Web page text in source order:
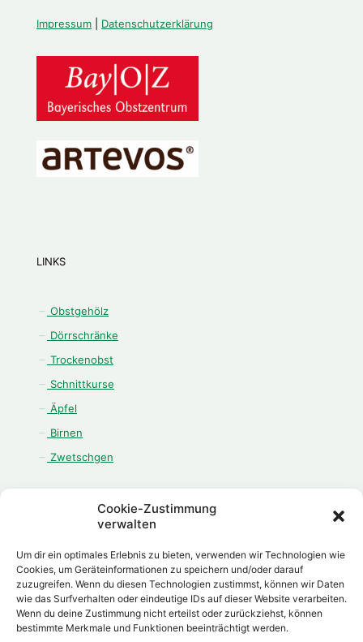
Cookie-Zustimmung
verwalten
Um dir ein optimales Erlebnis zu bieten, verwenden wir Technologien wie
Cookies, um Geräteinformationen zu speichern und/oder darauf
zuzugreifen. Wenn du diesen Technologien zustimmst, können wir Daten
wie das Surfverhalten oder eindeutige IDs auf dieser Website verarbeiten.
Wenn du deine Zustimmung nicht erteilst oder zurückziehst, können
bestimmte Merkmale und Funktionen beeinträchtigt werden.
Impressum Datenschutzerklärung
LINKS
Obstgehölz
Dörrschränke
Trockenobst
Schnittkurse
Äpfel
Birnen
Zwetschgen
ÖFFNUNGSZEITEN
Montag - Freitag:
08.00 Uhr - 12.00 Uhr
13.00 Uhr - 18.00 Uhr
Samstag: